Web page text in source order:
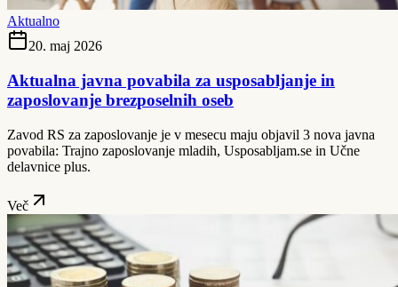
Aktualno
20. maj 2026
Aktualna javna povabila za usposabljanje in
zaposlovanje brezposelnih oseb
Zavod RS za zaposlovanje je v mesecu maju objavil 3 nova javna
povabila: Trajno zaposlovanje mladih, Usposabljam.se in Učne
delavnice plus.
Več